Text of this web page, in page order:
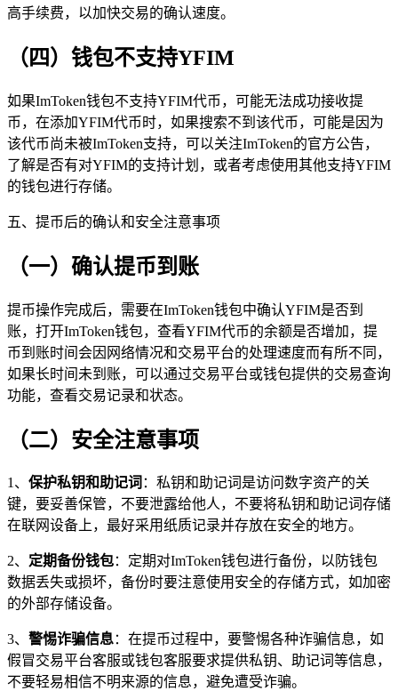
高手续费，以加快交易的确认速度。
（四）钱包不支持YFIM
如果ImToken钱包不支持YFIM代币，可能无法成功接收提
币，在添加YFIM代币时，如果搜索不到该代币，可能是因为
该代币尚未被ImToken支持，可以关注ImToken的官方公告，
了解是否有对YFIM的支持计划，或者考虑使用其他支持YFIM
的钱包进行存储。
五、提币后的确认和安全注意事项
（一）确认提币到账
提币操作完成后，需要在ImToken钱包中确认YFIM是否到
账，打开ImToken钱包，查看YFIM代币的余额是否增加，提
币到账时间会因网络情况和交易平台的处理速度而有所不同，
如果长时间未到账，可以通过交易平台或钱包提供的交易查询
功能，查看交易记录和状态。
（二）安全注意事项
1、 保护私钥和助记词 ：私钥和助记词是访问数字资产的关
键，要妥善保管，不要泄露给他人，不要将私钥和助记词存储
在联网设备上，最好采用纸质记录并存放在安全的地方。
2、 定期备份钱包：定期对ImToken钱包进行备份，以防钱包
数据丢失或损坏，备份时要注意使用安全的存储方式，如加密
的外部存储设备。
3、 警惕诈骗信息：在提币过程中，要警惕各种诈骗信息，如
假冒交易平台客服或钱包客服要求提供私钥、助记词等信息，
不要轻易相信不明来源的信息，避免遭受诈骗。